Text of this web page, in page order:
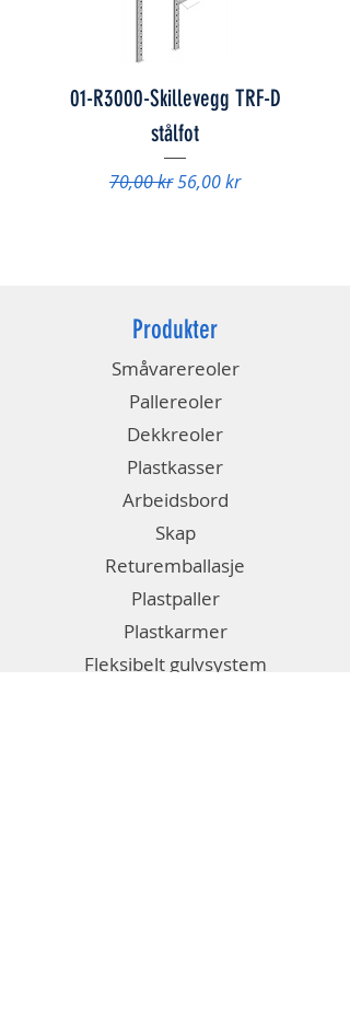
01-R3000-Skillevegg TRF-D
stålfot
Vanlig pris
70,00 krSalgspris
56,00 kr
Produkter
Småvarereoler
Pallereoler
Dekkreoler
Plastkasser
Arbeidsbord
Skap
Returemballasje
Plastpaller
Plastkarmer
Fleksibelt gulvsystem